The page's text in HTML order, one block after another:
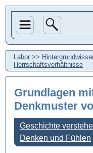
Labor >>
Herrschaftsverhältnisse
Grundlagen
Denkmuster
Geschichte
Denken und Fühlen